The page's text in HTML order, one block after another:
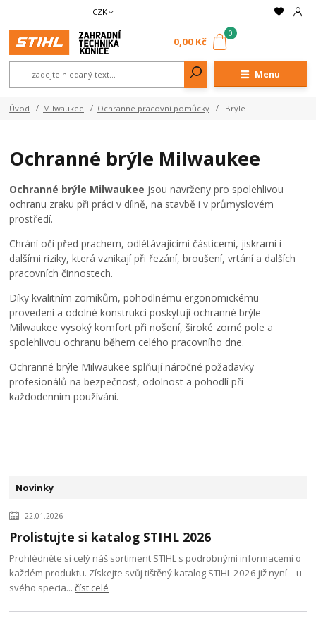
Menu
CZK
0
0,00 Kč
Úvod Milwaukee Ochranné pracovní pomůcky Brýle
Ochranné brýle Milwaukee
Ochranné brýle Milwaukee jsou navrženy pro spolehlivou
ochranu zraku při práci v dílně, na stavbě i v průmyslovém
prostředí.
Chrání oči před prachem, odlétávajícími částicemi, jiskrami i
dalšími riziky, která vznikají při řezání, broušení, vrtání a dalších
pracovních činnostech.
Díky kvalitním zorníkům, pohodlnému ergonomickému
provedení a odolné konstrukci poskytují ochranné brýle
Milwaukee vysoký komfort při nošení, široké zorné pole a
spolehlivou ochranu během celého pracovního dne.
Ochranné brýle Milwaukee splňují náročné požadavky
profesionálů na bezpečnost, odolnost a pohodlí při
každodenním používání.
Novinky
22.01.2026
Prolistujte si katalog STIHL 2026
Prohlédněte si celý náš sortiment STIHL s podrobnými informacemi o
každém produktu. Získejte svůj tištěný katalog STIHL 2026 již nyní – u
svého specia...číst celé